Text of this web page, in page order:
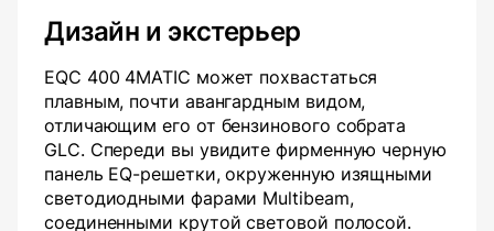
Дизайн и экстерьер
EQC 400 4MATIC может похвастаться
плавным, почти авангардным видом,
отличающим его от бензинового собрата
GLC. Спереди вы увидите фирменную черную
панель EQ-решетки, окруженную изящными
светодиодными фарами Multibeam,
соединенными крутой световой полосой.